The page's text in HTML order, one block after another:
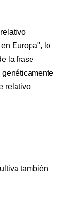
Europa", lo
la frase
genéticamente
relativo
también